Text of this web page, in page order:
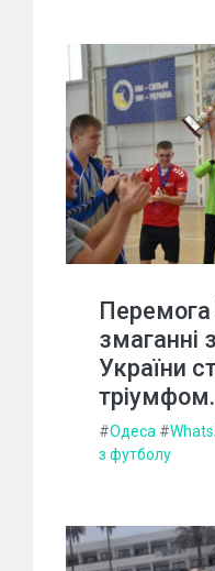
змаганні
України
тріумфом.
#Одеса #
з футболу